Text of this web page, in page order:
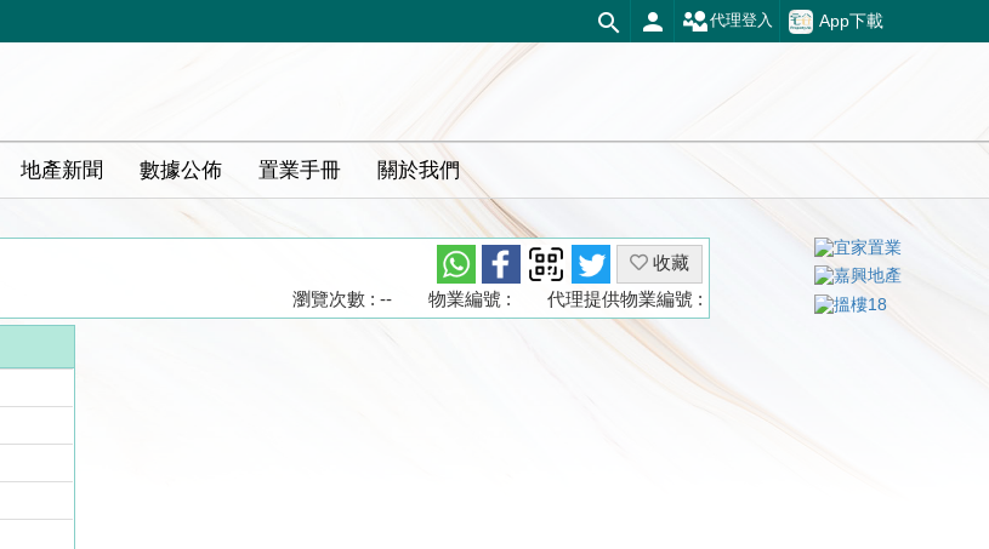
App下載
代理登入
地產新聞 數據公佈 置業手冊 關於我們
收藏
代理提供物業編號 :
物業編號 :
瀏覽次數 : --